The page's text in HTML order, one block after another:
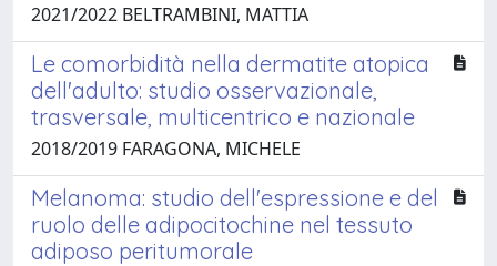
2021/2022 BELTRAMBINI, MATTIA
Le comorbidità nella dermatite atopica
dell'adulto: studio osservazionale,
trasversale, multicentrico e nazionale
2018/2019 FARAGONA, MICHELE
Melanoma: studio dell'espressione e del
ruolo delle adipocitochine nel tessuto
adiposo peritumorale